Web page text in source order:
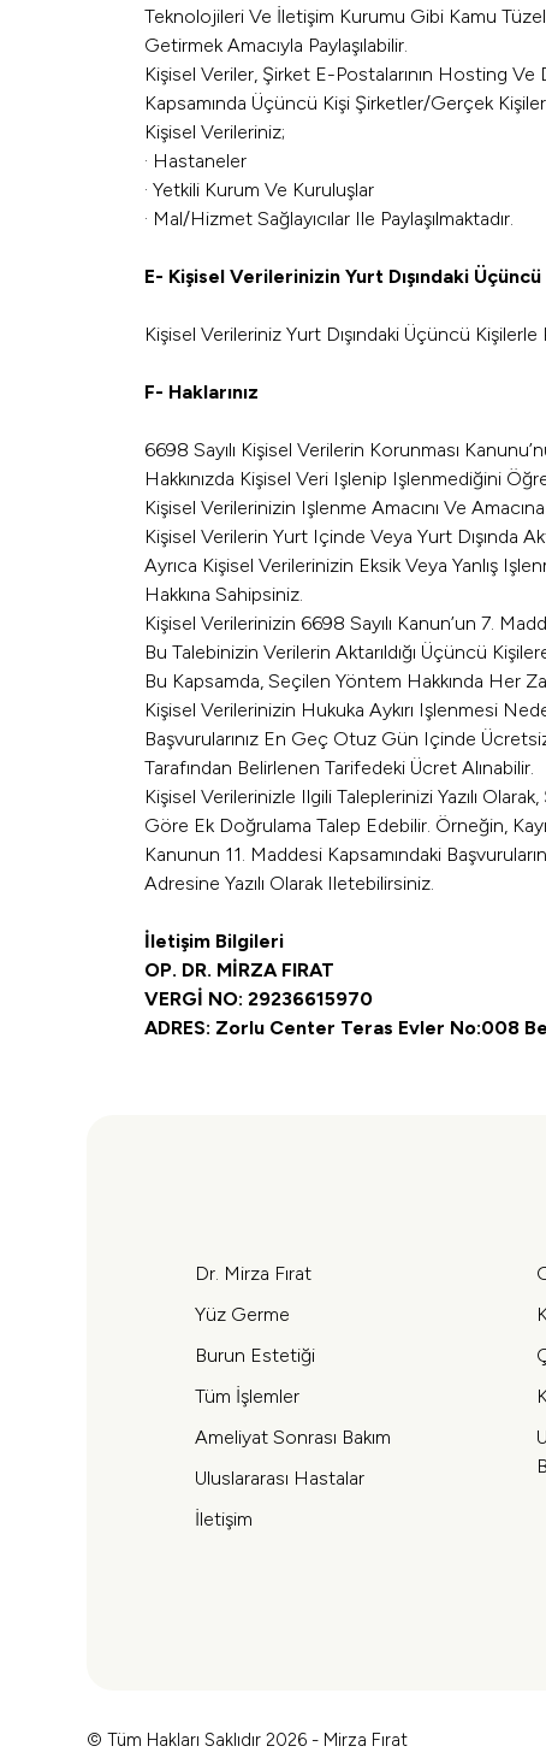
Teknolojileri Ve İletişim Kurumu Gibi Kamu
Getirmek Amacıyla Paylaşılabilir.
Kişisel Veriler, Şirket E-Postalarının Hosting
Kapsamında Üçüncü Kişi Şirketler/gerçek
Kişisel Verileriniz;
· Hastaneler
· Yetkili Kurum Ve Kuruluşlar
· Mal/Hizmet Sağlayıcılar Ile Paylaşılmaktadır.
E- Kişisel Verilerinizin Yurt Dışındaki Üçüncü
Kişisel Verileriniz Yurt Dışındaki Üçüncü Kişilerle
F- Haklarınız
6698 Sayılı Kişisel Verilerin Korunması
Hakkınızda Kişisel Veri Işlenip Işlenmediğini
Kişisel Verilerinizin Işlenme Amacını Ve
Kişisel Verilerin Yurt Içinde Veya Yurt Dışında
Ayrıca Kişisel Verilerinizin Eksik Veya Yanlış
Hakkına Sahipsiniz.
Kişisel Verilerinizin 6698 Sayılı Kanun’un 7.
Bu Talebinizin Verilerin Aktarıldığı Üçüncü
Bu Kapsamda, Seçilen Yöntem Hakkında Her
Kişisel Verilerinizin Hukuka Aykırı Işlenmesi
Başvurularınız En Geç Otuz Gün Içinde
Tarafından Belirlenen Tarifedeki Ücret Alınabilir.
Kişisel Verilerinizle Ilgili Taleplerinizi Yazılı
Göre Ek Doğrulama Talep Edebilir. Örneğin,
Kanunun 11. Maddesi Kapsamındaki
Adresine Yazılı Olarak Iletebilirsiniz.
İletişim Bilgileri
OP. DR. MİRZA FIRAT
VERGİ NO: 29236615970
ADRES: Zorlu Center Teras Evler No:008
Dr. Mirza Fırat
Yüz Germe
Burun Estetiği
Tüm İşlemler
Ameliyat Sonrası Bakım
Uluslararası Hastalar
İletişim
© Tüm Hakları Saklıdır 2026 - Mirza Fırat